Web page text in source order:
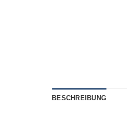
BESCHREIBUNG